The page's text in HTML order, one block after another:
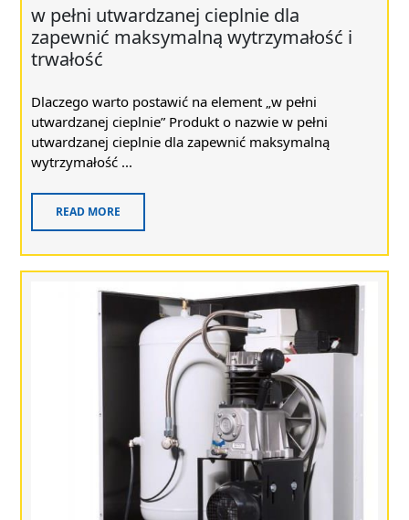
w pełni utwardzanej cieplnie dla
zapewnić maksymalną wytrzymałość i
trwałość
Dlaczego warto postawić na element „w pełni
utwardzanej cieplnie” Produkt o nazwie w pełni
utwardzanej cieplnie dla zapewnić maksymalną
wytrzymałość ...
READ MORE